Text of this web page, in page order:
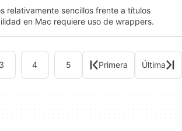
relativamente sencillos frente a títulos
en Mac requiere uso de wrappers.
3 4 5 Primera Última